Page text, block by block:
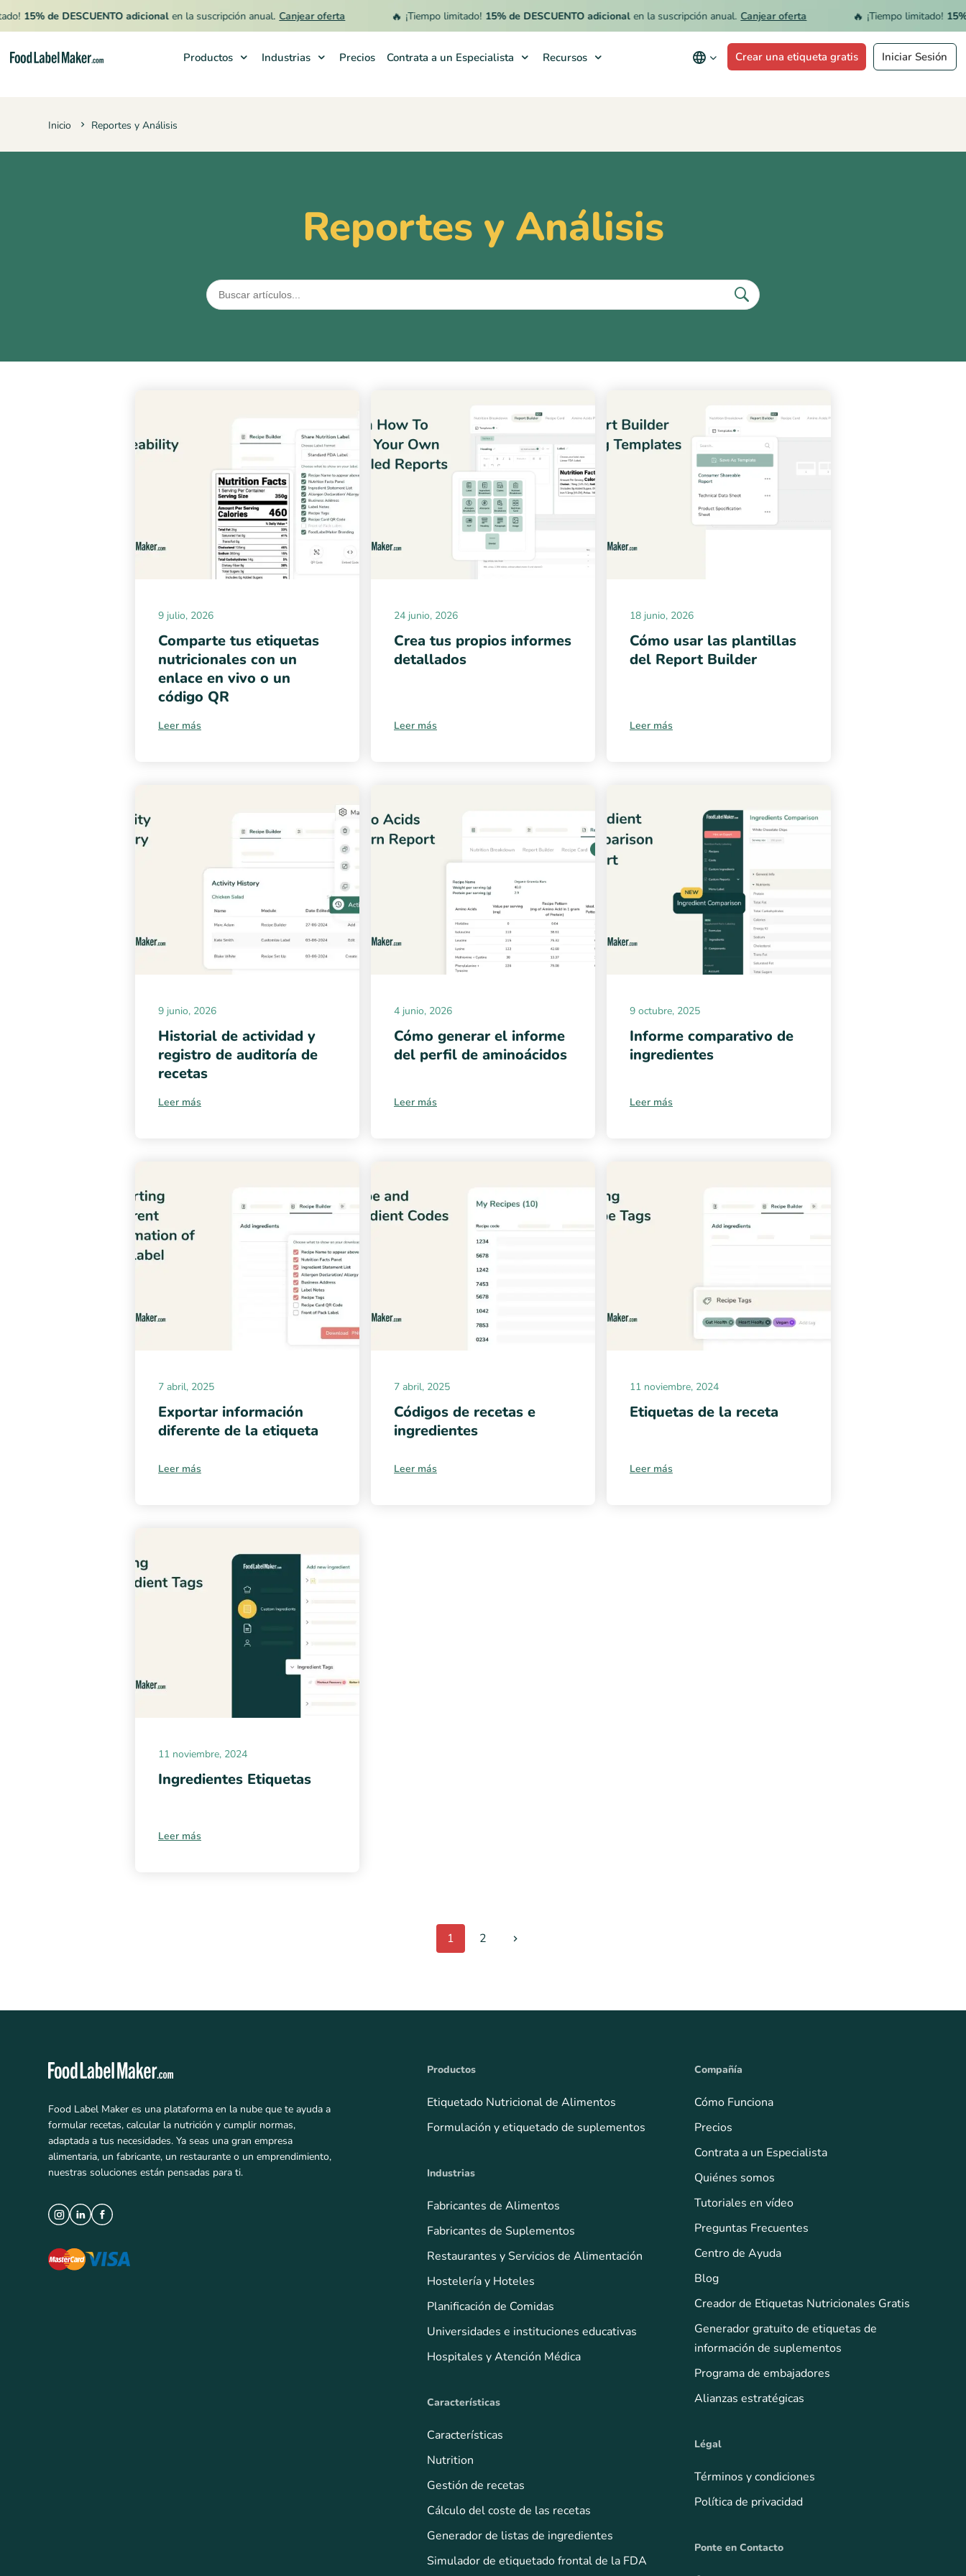
15% de DESCUENTO adicional en la suscripción anual. Canjear oferta ¡Tiempo limitado! 15% de DESCUENTO adicional en la suscripción anual. Canjear oferta ¡Tiempo limitado! 15% de
Productos Industrias Precios Contrata a un Especialista Recursos Crear una etiqueta gratis Iniciar Sesión
Inicio Reportes y Análisis
Reportes y Análisis
9 julio, 2026
Comparte tus etiquetas
nutricionales con un
enlace en vivo o un
código QR
Leer más
24 junio, 2026
Crea tus propios informes
detallados
Leer más
18 junio, 2026
Cómo usar las plantillas
del Report Builder
Leer más
9 junio, 2026
Historial de actividad y
registro de auditoría de
recetas
Leer más
4 junio, 2026
Cómo generar el informe
del perfil de aminoácidos
Leer más
9 octubre, 2025
Informe comparativo de
ingredientes
Leer más
7 abril, 2025
Exportar información
diferente de la etiqueta
Leer más
7 abril, 2025
Códigos de recetas e
ingredientes
Leer más
11 noviembre, 2024
Etiquetas de la receta
Leer más
11 noviembre, 2024
Ingredientes Etiquetas
Leer más
1 2
Food Label Maker es una plataforma en la nube que te ayuda a
formular recetas, calcular la nutrición y cumplir normas,
adaptada a tus necesidades. Ya seas una gran empresa
alimentaria, un fabricante, un restaurante o un emprendimiento,
nuestras soluciones están pensadas para ti.
Productos
Etiquetado Nutricional de Alimentos
Formulación y etiquetado de suplementos
Industrias
Fabricantes de Alimentos
Fabricantes de Suplementos
Restaurantes y Servicios de Alimentación
Hostelería y Hoteles
Planificación de Comidas
Universidades e instituciones educativas
Hospitales y Atención Médica
Características
Características
Nutrition
Gestión de recetas
Cálculo del coste de las recetas
Generador de listas de ingredientes
Simulador de etiquetado frontal de la FDA
Compañía
Cómo Funciona
Precios
Contrata a un Especialista
Quiénes somos
Tutoriales en vídeo
Preguntas Frecuentes
Centro de Ayuda
Blog
Creador de Etiquetas Nutricionales Gratis
Generador gratuito de etiquetas de
información de suplementos
Programa de embajadores
Alianzas estratégicas
Légal
Términos y condiciones
Política de privacidad
Ponte en Contacto
Industrias